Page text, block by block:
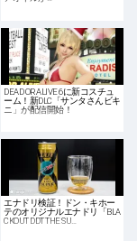
DEAD OR ALIVE 6に新コスチュ
ーム！新DLC「サンタさんビキ
ニ」が配信開始！
エナドリ検証！ドン・キホー
テのオリジナルエナドリ「BLA
CKOUT DDT THE SU…